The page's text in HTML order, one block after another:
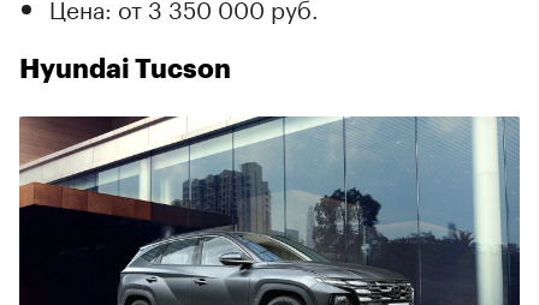
Цена: от 3 350 000 руб.
Hyundai Tucson